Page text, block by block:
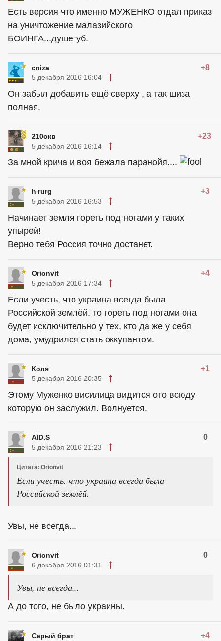
Есть версия что именно МУЖЕНКО отдал приказ
на уничтожение малазийского
БОИНГА...душегуб.
cniza +8
5 декабря 2016 16:04
Он забыл добавить ещё сверху , а так шиза
полная.
210окв +23
5 декабря 2016 16:14
За мной крича и воя бежала паранойя....
hirurg +3
5 декабря 2016 16:53
Начинает земля гореть под ногами у таких
упырей!
Верно тебя Россия точно достанет.
Orionvit +4
5 декабря 2016 17:34
Если учесть, что украина всегда была
Российской землёй. то гореть под ногами она
будет исключительно у тех, кто да же у себя
дома, умудрился стать оккупантом.
Коля +1
5 декабря 2016 20:35
Этому Муженко висилица видится ото всюду
которую он заслужил. Волнуется.
AID.S 0
5 декабря 2016 21:23
Цитата: Orionvit
Если учесть, что украина всегда была
Российской землёй.
Увы, не всегда...
Orionvit 0
6 декабря 2016 01:31
Увы, не всегда...
А до того, не было украины.
Серый брат +4